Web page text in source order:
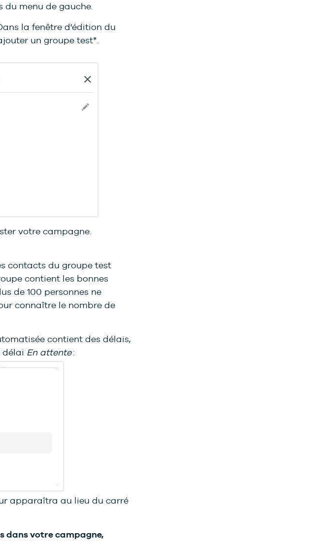
menu de gauche.
la fenêtre d'édition du
un groupe test*.
votre campagne.
contacts du groupe test
contient les bonnes
de 100 personnes ne
connaître le nombre de
contient des délais,
délai En attente:
apparaîtra au lieu du carré
dans votre campagne,